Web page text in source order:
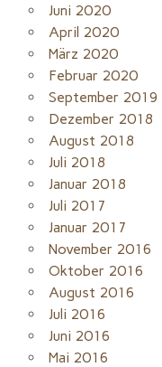
Juni 2020
April 2020
März 2020
Februar 2020
September 2019
Dezember 2018
August 2018
Juli 2018
Januar 2018
Juli 2017
Januar 2017
November 2016
Oktober 2016
August 2016
Juli 2016
Juni 2016
Mai 2016